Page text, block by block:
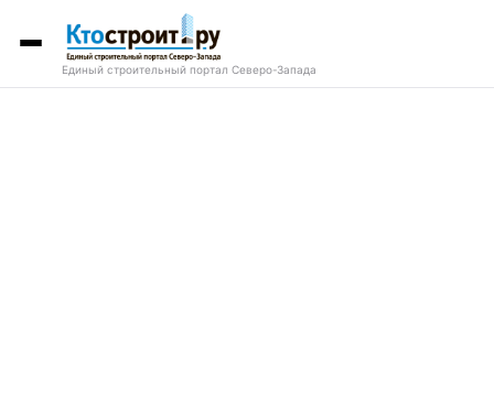
Единый строительный портал Северо-Запада